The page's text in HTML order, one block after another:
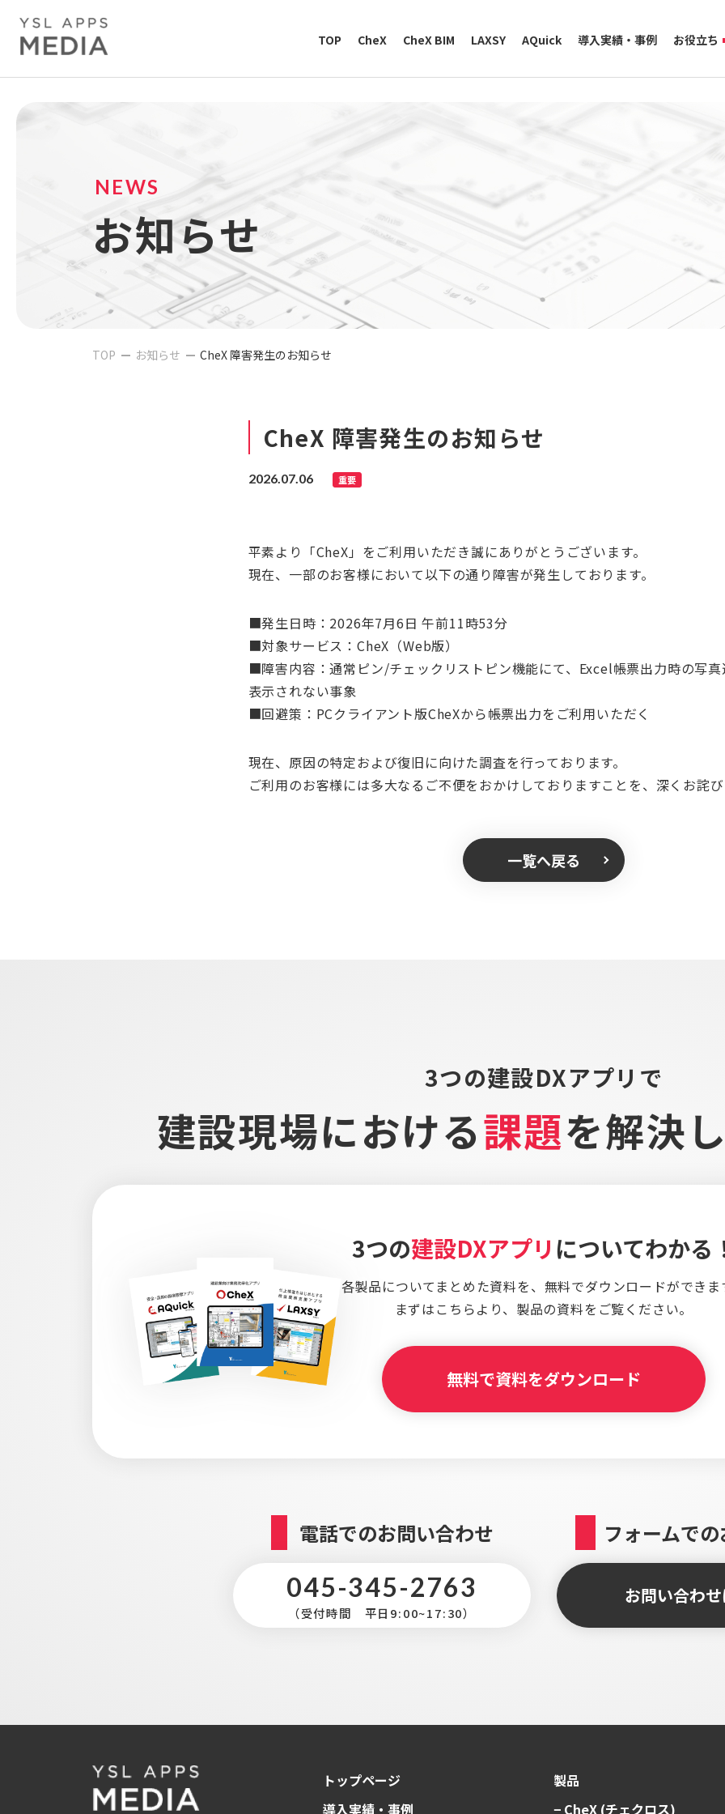
TOP CheX CheX BIM LAXSY AQuick 導入実績・事例 お役立ち
NEWS
お知らせ
TOP お知らせ CheX 障害発生のお知らせ
CheX 障害発生のお知らせ
2026.07.06 重要
平素より「CheX」をご利用いただき誠にありがとうございます。
現在、一部のお客様において以下の通り障害が発生しております。
■発生日時：2026年7月6日 午前11時53分
■対象サービス：CheX（Web版）
■障害内容：通常ピン/チェックリストピン機能にて、Excel帳票出力時の写
表示されない事象
■回避策：PCクライアント版CheXから帳票出力をご利用いただく
現在、原因の特定および復旧に向けた調査を行っております。
ご利用のお客様には多大なるご不便をおかけしておりますことを、深くお詫び
一覧へ戻る
3つの建設DXアプリで
建設現場における課題を解決
3つの建設DXアプリ についてわかる
各製品についてまとめた資料を、 無料でダウンロードができま
まずはこちらより、 製品の資料をご覧ください。
無料で資料をダウンロード
電話でのお問い合わせ
045-345-2763
（受付時間 平日9:00~17:30）
フォームで
お問い合わ
トップページ
導入実績・事例
製品
− CheX (チェクロス)